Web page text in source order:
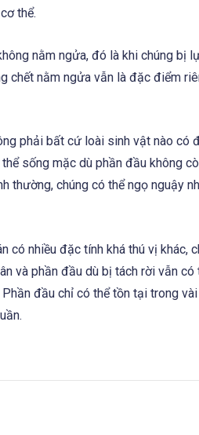
thể.
nằm ngửa, đó là khi chúng bị
chết nằm ngửa vẫn là đặc điểm
phải bất cứ loài sinh vật nào có
sống mặc dù phần đầu không
thường, chúng có thể ngọ nguậy
có nhiều đặc tính khá thú vị khác,
và phần đầu dù bị tách rời vẫn
đầu chỉ có thể tồn tại trong